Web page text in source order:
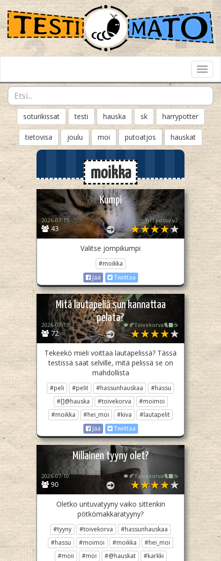
soturikissat testi hauska sk harrypotter
tietovisa joulu moi putoatjos hauskat
moikka
Kumpi
43
2026-07-15 Jyri possu v2
Valitse jompikumpi
#moikka
Jaa
Twiittaa
Mitä lautapeliä sun kannattaa
pelata?
72
2026-07-13 🍁🍂Toivekorva🐈‍⬛☕
Tekeekö mieli voittaa lautapelissä? Tässä
testissä saat selville, mitä pelissä se on
mahdollista
#peli #pelit #hassunhauskaa
#hassu
#[]@hauska
#toivekorva
#moimoi
#moikka
#hei_moi #kiva
#lautapelit
Jaa
Twiittaa
Millainen tyyny olet?
90
2026-07-10 🍁🍂Toivekorva🐈‍⬛☕
Oletko untuvatyyny vaiko sittenkin
pötkömakkaratyyny?
#tyyny #toivekorva
#hassunhauskaa
#hassu
#moimoi #moikka
#hei_moi
#moii
#moi #@hauskat
#karkki